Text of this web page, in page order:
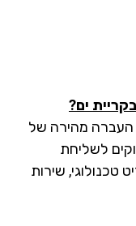
ים?
מהירה של
לשליחת
שירות